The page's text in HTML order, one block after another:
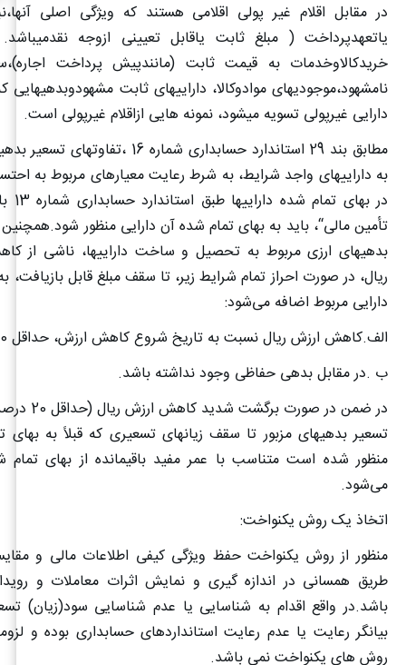
در مقابل اقلام غیر پولی اقلامی هستند که ویژگی اصلی
یاتعهدپرداخت ( مبلغ ثابت یاقابل تعیینی ازوجه
خریدکالاوخدمات به قیمت ثابت (مانندپیش پرداخت
نامشهود،موجودیهای موادوکالا، داراییهای ثابت
دارایی غیرپولی تسویه میشود، نمونه هایی ازاقلام غیرپولی است.
مطابق بند 29 استاندارد حسابداری شماره 16
به داراییهای واجد شرایط، به شرط رعایت معیارهای مربوط به
در
تأمین مالی“، باید به بهای تمام شده آن دارایی منظور
بدهیهای ارزی مربوط به تحصیل و ساخت داراییها، ناشی از
ریال، در صورت احراز تمام شرایط زیر، تا سقف مبلغ قابل بازیافت،
دارایی مربوط اضافه می‌شود:
الف.کاهش ارزش ریال نسبت به تاریخ شروع کاهش ارزش، حداقل 20 درصد باشد
ب .در مقابل بدهی حفاظی وجود نداشته باشد.
در ضمن در
تسعیر بدهیهای مزبور تا سقف زیانهای تسعیری که قبلاً به بهای
منظور شده است متناسب با عمر مفید باقیمانده از بهای تمام
می‌شود.
اتخاذ یک روش یکنواخت:
منظور از روش یکنواخت حفظ ویژگی کیفی اطلاعات مالی و
طریق همسانی در اندازه گیری و نمایش اثرات معاملات و
باشد.در واقع اقدام به شناسایی یا عدم شناسایی سود(زیان)
بیانگر رعایت یا عدم رعایت استانداردهای حسابداری بوده و
روش های یکنواخت نمی باشد.